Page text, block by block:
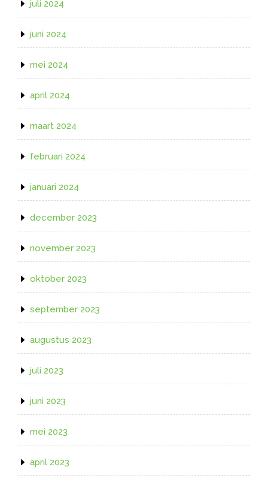
juli 2024
juni 2024
mei 2024
april 2024
maart 2024
februari 2024
januari 2024
december 2023
november 2023
oktober 2023
september 2023
augustus 2023
juli 2023
juni 2023
mei 2023
april 2023